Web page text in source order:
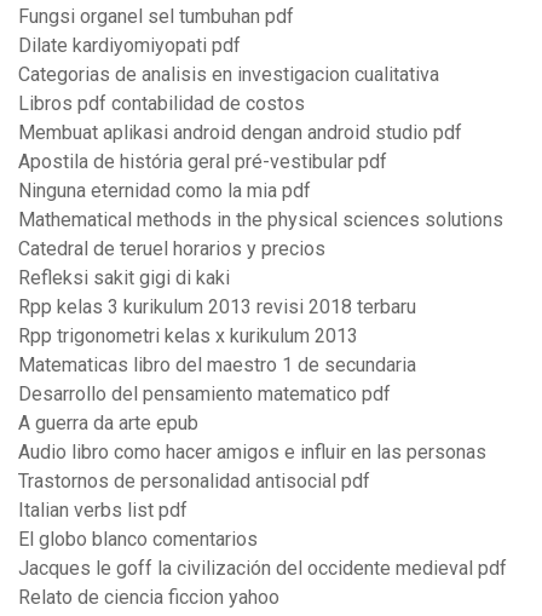
Fungsi organel sel tumbuhan pdf
Dilate kardiyomiyopati pdf
Categorias de analisis en investigacion cualitativa
Libros pdf contabilidad de costos
Membuat aplikasi android dengan android studio pdf
Apostila de história geral pré-vestibular pdf
Ninguna eternidad como la mia pdf
Mathematical methods in the physical sciences solutions
Catedral de teruel horarios y precios
Refleksi sakit gigi di kaki
Rpp kelas 3 kurikulum 2013 revisi 2018 terbaru
Rpp trigonometri kelas x kurikulum 2013
Matematicas libro del maestro 1 de secundaria
Desarrollo del pensamiento matematico pdf
A guerra da arte epub
Audio libro como hacer amigos e influir en las personas
Trastornos de personalidad antisocial pdf
Italian verbs list pdf
El globo blanco comentarios
Jacques le goff la civilización del occidente medieval pdf
Relato de ciencia ficcion yahoo